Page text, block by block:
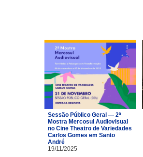
Sessão Público Geral — 2ª
Mostra Mercosul Audiovisual
no Cine Theatro de Variedades
Carlos Gomes em Santo
André
19/11/2025